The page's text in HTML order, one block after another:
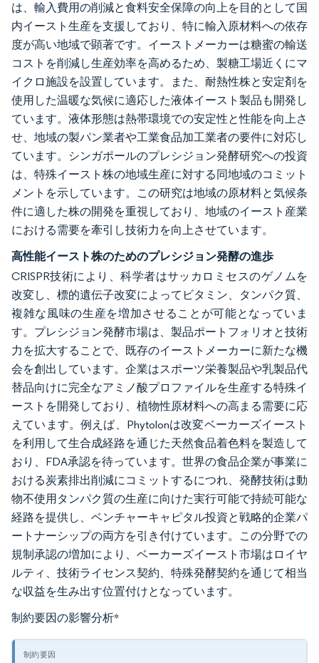
は、輸入費用の削減と食料安全保障の向上を目的として国
内イースト生産を支援しており、特に輸入原材料への依存
度が高い地域で顕著です。イーストメーカーは糖蜜の輸送
コストを削減し生産効率を高めるため、製糖工場近くにマ
イクロ施設を設置しています。また、耐熱性株と安定剤を
使用した温暖な気候に適応した液体イースト製品も開発し
ています。液体形態は熱帯環境での安定性と性能を向上さ
せ、地域の製パン業者や工業食品加工業者の要件に対応し
ています。シンガポールのプレシジョン発酵研究への投資
は、特殊イースト株の地域生産に対する同地域のコミット
メントを示しています。この研究は地域の原材料と気候条
件に適した株の開発を重視しており、地域のイースト産業
における需要を牽引し技術力を向上させています。
高性能イースト株のためのプレシジョン発酵の進歩
CRISPR技術により、科学者はサッカロミセスのゲノムを
改変し、標的遺伝子改変によってビタミン、タンパク質、
複雑な風味の生産を増加させることが可能となっていま
す。プレシジョン発酵市場は、製品ポートフォリオと技術
力を拡大することで、既存のイーストメーカーに新たな機
会を創出しています。企業はスポーツ栄養製品や乳製品代
替品向けに完全なアミノ酸プロファイルを生産する特殊イ
ーストを開発しており、植物性原材料への高まる需要に応
えています。例えば、Phytolonは改変ベーカーズイースト
を利用して生合成経路を通じた天然食品着色料を製造して
おり、FDA承認を待っています。世界の食品企業が事業に
おける炭素排出削減にコミットするにつれ、発酵技術は動
物不使用タンパク質の生産に向けた実行可能で持続可能な
経路を提供し、ベンチャーキャピタル投資と戦略的企業パ
ートナーシップの両方を引き付けています。この分野での
規制承認の増加により、ベーカーズイースト市場はロイヤ
ルティ、技術ライセンス契約、特殊発酵契約を通じて相当
な収益を生み出す位置付けとなっています。
制約要因の影響分析*